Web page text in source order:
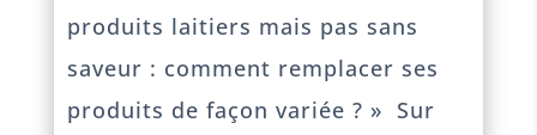
produits laitiers mais pas sans
saveur : comment remplacer ses
produits de façon variée ? » Sur